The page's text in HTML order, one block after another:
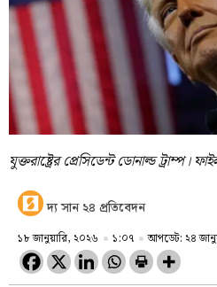
যুক্তরাষ্ট্রের প্রেসিডেন্ট ডোনাল্ড ট্রাম্প।
দ্য সান ২৪ প্রতিবেদন
১৮ জানুয়ারি, ২০২৬ ১:০৭ আপডেট: ২৪